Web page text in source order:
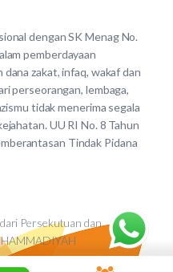
dengan SK Menag No.
pemberdayaan
zakat, infaq, wakaf dan
perseorangan, lembaga,
tidak menerima segala
UU RI No. 8 Tahun
Tindak Pidana
Persekutuan dan